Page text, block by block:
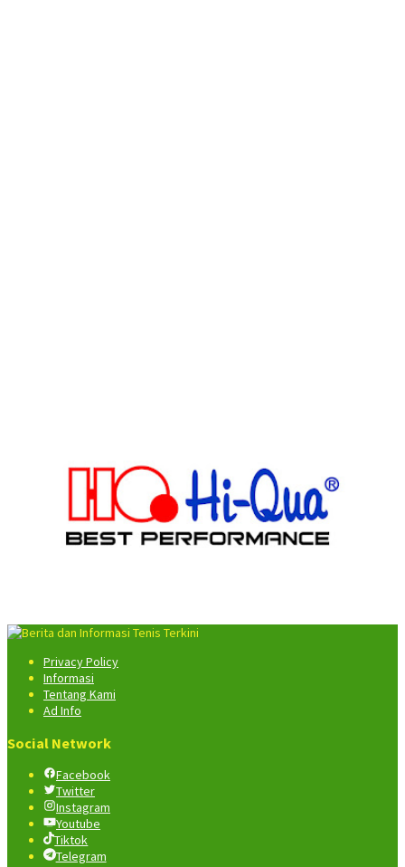
Privacy Policy
Informasi
Tentang Kami
Ad Info
Social Network
Facebook
Twitter
Instagram
Youtube
Tiktok
Telegram